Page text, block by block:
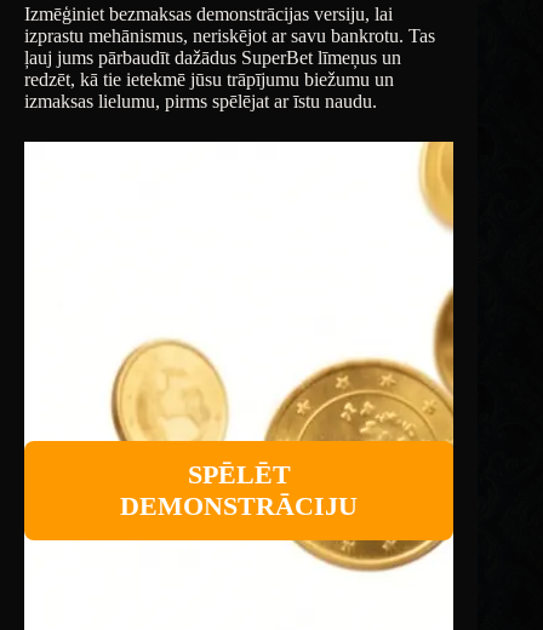
Izmēģiniet bezmaksas demonstrācijas versiju, lai
izprastu mehānismus, neriskējot ar savu bankrotu. Tas
ļauj jums pārbaudīt dažādus SuperBet līmeņus un
redzēt, kā tie ietekmē jūsu trāpījumu biežumu un
izmaksas lielumu, pirms spēlējat ar īstu naudu.
SPĒLĒT
DEMONSTRĀCIJU